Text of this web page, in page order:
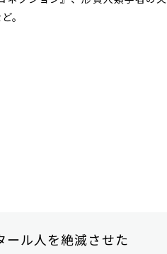
。
ール人を絶滅させた